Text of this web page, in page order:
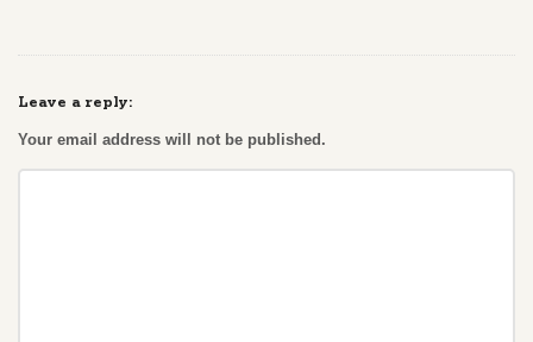
Leave a reply:
Your email address will not be published.